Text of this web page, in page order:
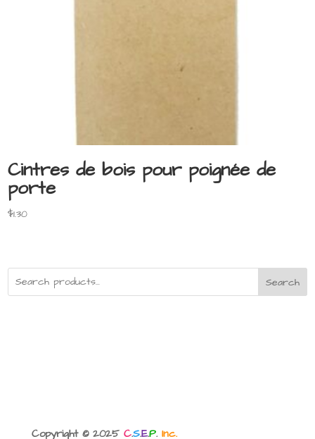
Cintres de bois pour poignée de
porte
$1.30
Search
Copyright © 2025 C.S.E.P. Inc.